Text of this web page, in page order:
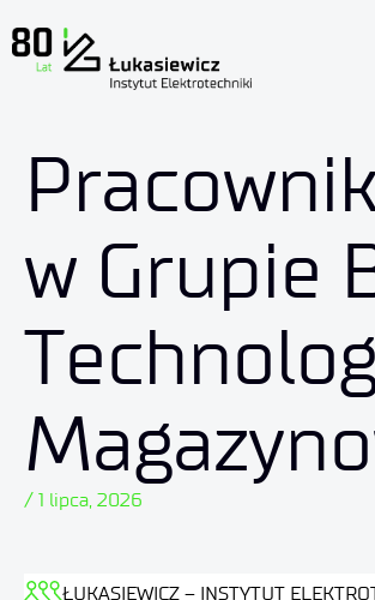
w Grupie
/ 1 lipca, 2026
ŁUKASIEWICZ – INSTYTUT